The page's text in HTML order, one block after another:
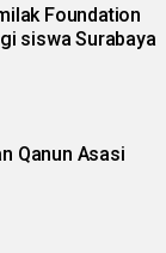
Foundation
siswa Surabaya
Qanun Asasi